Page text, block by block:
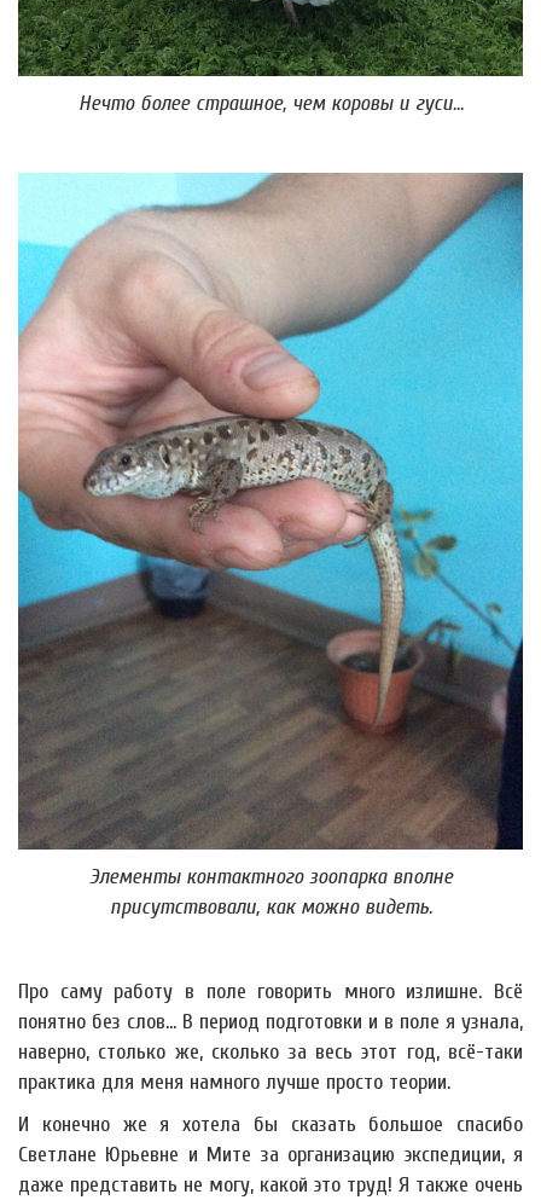
Нечто более страшное, чем коровы и гуси...
Элементы контактного зоопарка вполне
присутствовали, как можно видеть.
Про саму работу в поле говорить много излишне. Всё
понятно без слов... В период подготовки и в поле я узнала,
наверно, столько же, сколько за весь этот год, всё-таки
практика для меня намного лучше просто теории.
И конечно же я хотела бы сказать большое спасибо
Светлане Юрьевне и Мите за организацию экспедиции, я
даже представить не могу, какой это труд! Я также очень